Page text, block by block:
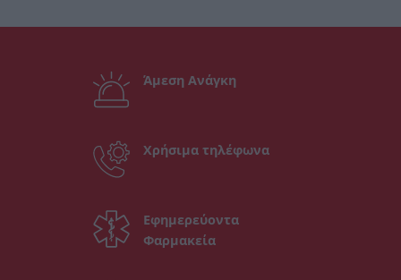
Άμεση Ανάγκη
Χρήσιμα τηλέφωνα
Εφημερεύοντα
Φαρμακεία